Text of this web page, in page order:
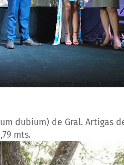
dubium) de Gral. Artigas
mts.